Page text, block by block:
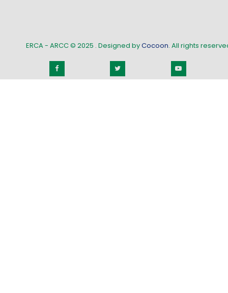
ERCA - ARCC © 2025 . Designed byCocoon. All rights